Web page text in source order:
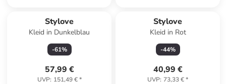
Stylove
Kleid in Dunkelblau
-61%
57,99 €
UVP: 151,49 €*
Stylove
Kleid in Rot
-44%
40,99 €
UVP: 73,33 €*